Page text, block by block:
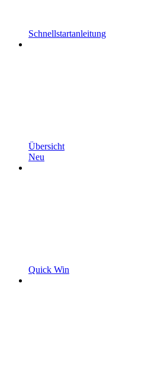
Schnellstartanleitung
Übersicht
Neu
Quick Win